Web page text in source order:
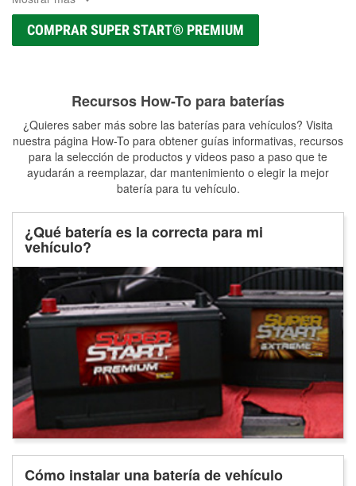
COMPRAR SUPER START® PREMIUM
Recursos How-To para baterías
¿Quieres saber más sobre las baterías para vehículos? Visita
nuestra página How-To para obtener guías informativas, recursos
para la selección de productos y videos paso a paso que te
ayudarán a reemplazar, dar mantenimiento o elegir la mejor
batería para tu vehículo.
¿Qué batería es la correcta para mi
vehículo?
Cómo instalar una batería de vehículo